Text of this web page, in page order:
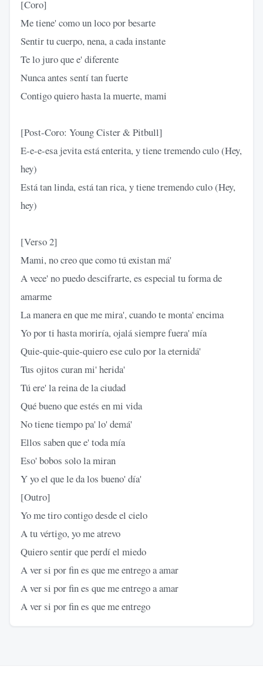
[Coro]
Me tiene' como un loco por besarte
Sentir tu cuerpo, nena, a cada instante
Te lo juro que e' diferente
Nunca antes sentí tan fuerte
Contigo quiero hasta la muerte, mami
[Post-Coro: Young Cister & Pitbull]
E-e-e-esa jevita está enterita, y tiene tremendo culo (Hey,
hey)
Está tan linda, está tan rica, y tiene tremendo culo (Hey,
hey)
[Verso 2]
Mami, no creo que como tú existan má'
A vece' no puedo descifrarte, es especial tu forma de
amarme
La manera en que me mira', cuando te monta' encima
Yo por ti hasta moriría, ojalá siempre fuera' mía
Quie-quie-quie-quiero ese culo por la eternidá'
Tus ojitos curan mi' herida'
Tú ere' la reina de la ciudad
Qué bueno que estés en mi vida
No tiene tiempo pa' lo' demá'
Ellos saben que e' toda mía
Eso' bobos solo la miran
Y yo el que le da los bueno' día'
[Outro]
Yo me tiro contigo desde el cielo
A tu vértigo, yo me atrevo
Quiero sentir que perdí el miedo
A ver si por fin es que me entrego a amar
A ver si por fin es que me entrego a amar
A ver si por fin es que me entrego